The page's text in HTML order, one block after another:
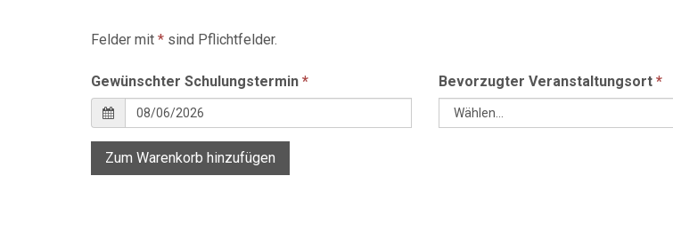
Felder mit * sind Pflichtfelder.
Gewünschter Schulungstermin * Bevorzugter Veranstaltungsort *
Zum Warenkorb hinzufügen